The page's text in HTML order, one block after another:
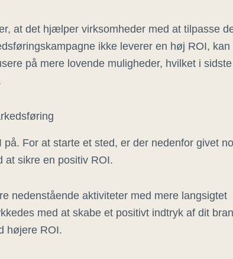
at det hjælper virksomheder med at tilpasse
ikke leverer en høj ROI, kan
på mere lovende muligheder, hvilket i sidste
For at starte et sted, er der nedenfor givet
at sikre en positiv ROI.
nedenstående aktiviteter med mere langsigtet
med at skabe et positivt indtryk af dit
højere ROI.